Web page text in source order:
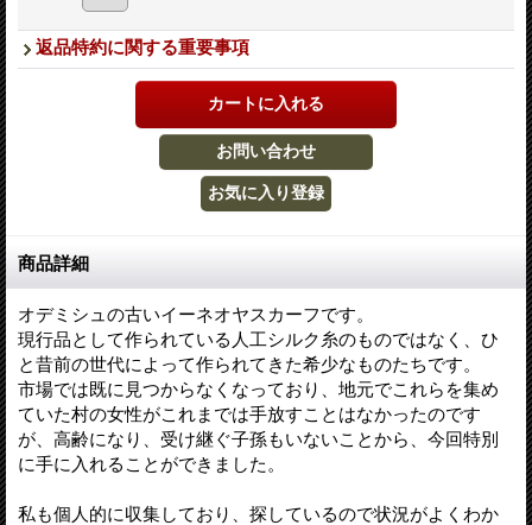
返品特約に関する重要事項
商品詳細
オデミシュの古いイーネオヤスカーフです。
現行品として作られている人工シルク糸のものではなく、ひ
と昔前の世代によって作られてきた希少なものたちです。
市場では既に見つからなくなっており、地元でこれらを集め
ていた村の女性がこれまでは手放すことはなかったのです
が、高齢になり、受け継ぐ子孫もいないことから、今回特別
に手に入れることができました。
私も個人的に収集しており、探しているので状況がよくわか